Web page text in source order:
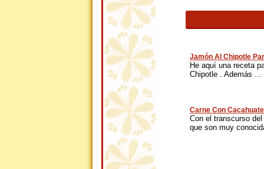
Jamón Al Chipotle
He aquí una receta
Chipotle . Además ...
Carne Con
Con el transcurso
que son muy